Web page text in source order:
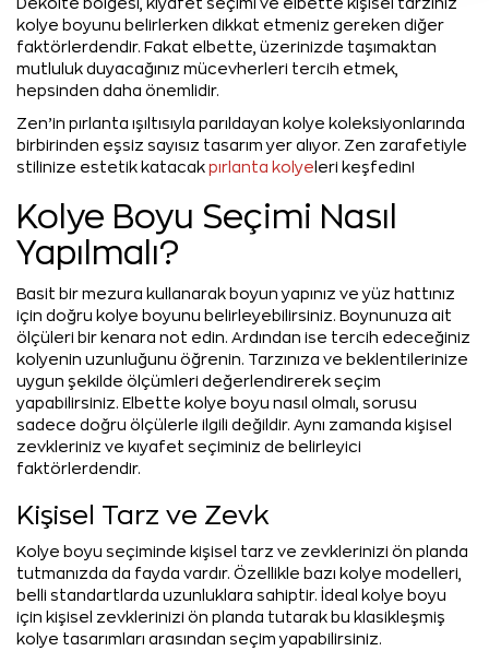
Dekolte bölgesi, kıyafet seçimi ve elbette kişisel tarzınız
kolye boyunu belirlerken dikkat etmeniz gereken diğer
faktörlerdendir. Fakat elbette, üzerinizde taşımaktan
mutluluk duyacağınız mücevherleri tercih etmek,
hepsinden daha önemlidir.
Zen’in pırlanta ışıltısıyla parıldayan kolye koleksiyonlarında
birbirinden eşsiz sayısız tasarım yer alıyor. Zen zarafetiyle
stilinize estetik katacak pırlanta kolye leri keşfedin!
Kolye Boyu Seçimi Nasıl
Yapılmalı?
Basit bir mezura kullanarak boyun yapınız ve yüz hattınız
için doğru kolye boyunu belirleyebilirsiniz. Boynunuza ait
ölçüleri bir kenara not edin. Ardından ise tercih edeceğiniz
kolyenin uzunluğunu öğrenin. Tarzınıza ve beklentilerinize
uygun şekilde ölçümleri değerlendirerek seçim
yapabilirsiniz. Elbette kolye boyu nasıl olmalı, sorusu
sadece doğru ölçülerle ilgili değildir. Aynı zamanda kişisel
zevkleriniz ve kıyafet seçiminiz de belirleyici
faktörlerdendir.
Kişisel Tarz ve Zevk
Kolye boyu seçiminde kişisel tarz ve zevklerinizi ön planda
tutmanızda da fayda vardır. Özellikle bazı kolye modelleri,
belli standartlarda uzunluklara sahiptir. İdeal kolye boyu
için kişisel zevklerinizi ön planda tutarak bu klasikleşmiş
kolye tasarımları arasından seçim yapabilirsiniz.